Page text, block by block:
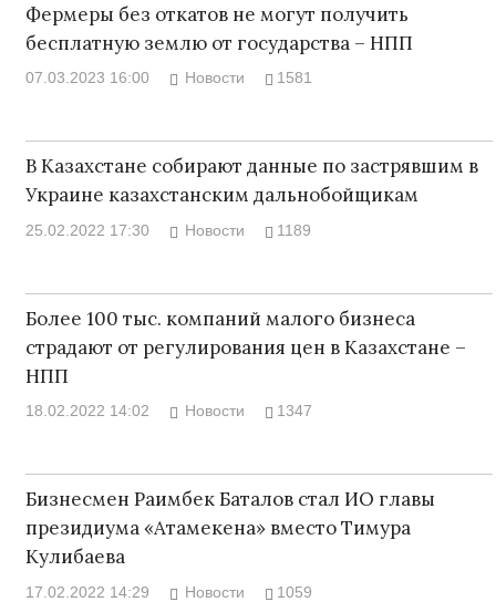
Фермеры без откатов не могут получить
бесплатную землю от государства – НПП
07.03.2023 16:00 Новости 1581
В Казахстане собирают данные по застрявшим в
Украине казахстанским дальнобойщикам
25.02.2022 17:30 Новости 1189
Более 100 тыс. компаний малого бизнеса
страдают от регулирования цен в Казахстане –
НПП
18.02.2022 14:02 Новости 1347
Бизнесмен Раимбек Баталов стал ИО главы
президиума «Атамекена» вместо Тимура
Кулибаева
17.02.2022 14:29 Новости 1059